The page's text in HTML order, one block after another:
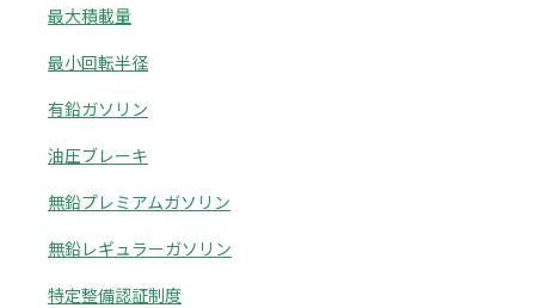
最大積載量
最小回転半径
有鉛ガソリン
油圧ブレーキ
無鉛プレミアムガソリン
無鉛レギュラーガソリン
特定整備認証制度